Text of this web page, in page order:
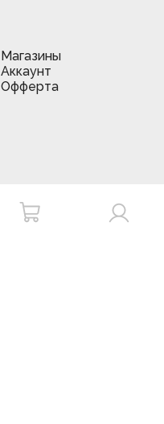
Магазины
Аккаунт
Офферта